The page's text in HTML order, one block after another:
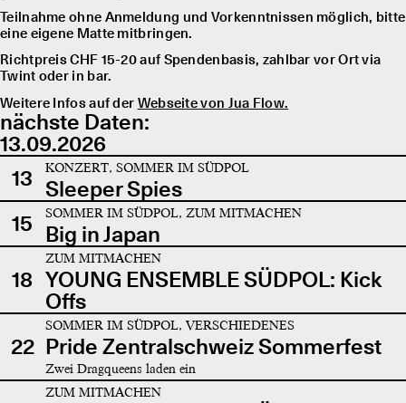
Teilnahme ohne Anmeldung und Vorkenntnissen möglich, bitte
eine eigene Matte mitbringen.
Richtpreis CHF 15-20 auf Spendenbasis, zahlbar vor Ort via
Twint oder in bar.
Weitere Infos auf der Webseite von Jua Flow.
nächste Daten:
13.09.2026
13
KONZERT, SOMMER IM SÜDPOL
Sleeper Spies
15
SOMMER IM SÜDPOL, ZUM MITMACHEN
Big in Japan
18
ZUM MITMACHEN
YOUNG ENSEMBLE SÜDPOL: Kick
Offs
22
SOMMER IM SÜDPOL, VERSCHIEDENES
Pride Zentralschweiz Sommerfest
Zwei Dragqueens laden ein
ZUM MITMACHEN